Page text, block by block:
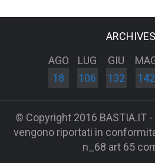
AGO
18
LUG
106
GIU
132
142
© Copyright 2016 BASTIA.IT
vengono riportati in
n_68 art 65